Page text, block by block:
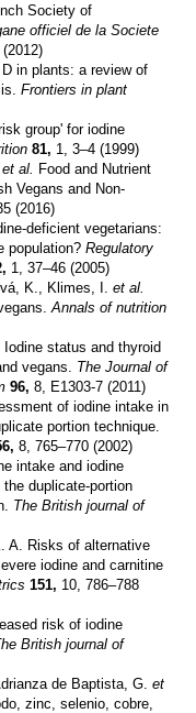
Society of
officiel de la Societe
in plants: a review of
Frontiers in plant
group' for iodine
81, 1, 3–4 (1999)
et al. Food and Nutrient
Vegans and Non-
(2016)
deficient vegetarians:
population?Regulatory
1, 37–46 (2005)
K., Klimes, I.
et al.
Annals of nutrition
Iodine status and thyroid
vegans. The Journal of
96,8, E1303-7 (2011)
of iodine intake in
portion technique.
8, 765–770 (2002)
intake and iodine
duplicate-portion
The British journal of
A. Risks of alternative
iodine and carnitine
151, 10, 786–788
risk of iodine
British journal of
de Baptista, G. et
zinc, selenio, cobre,